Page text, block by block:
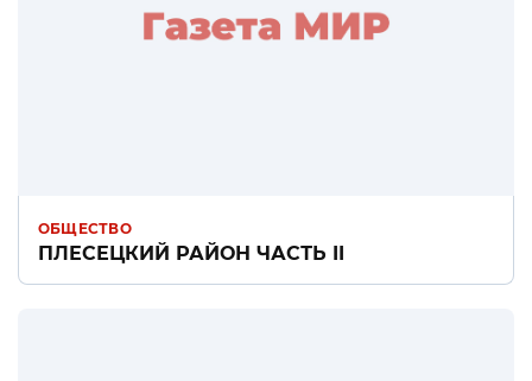
ОБЩЕСТВО
ПЛЕСЕЦКИЙ РАЙОН ЧАСТЬ II